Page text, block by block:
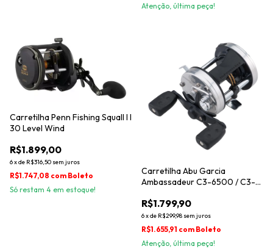
Atenção, última peça!
Carretilha Penn Fishing Squall I I
30 Level Wind
R$1.899,00
6xde R$316,50 sem juros
R$1.747,08 com Boleto
Só restam 4 em estoque!
Carretilha Abu Garcia
Ambassadeur C3-6500 / C3-
R$1.799,90
6xde R$299,98 sem juros
R$1.655,91 com Boleto
Atenção, última peça!